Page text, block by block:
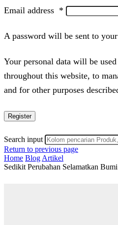
Email address *
A password will be sent to
Your personal data will be
throughout this website, to
and for other purposes
Register
Search input
Return to previous page
Home Blog Artikel
Sedikit Perubahan Selamatkan